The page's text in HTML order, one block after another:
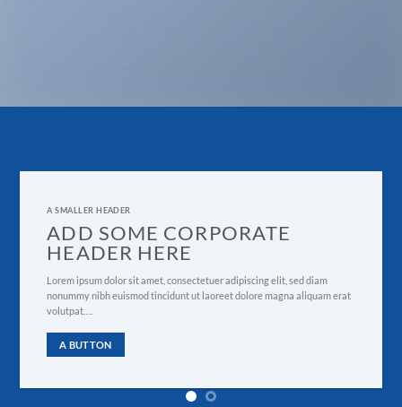
A SMALLER HEADER
ADD SOME CORPORATE
HEADER HERE
Lorem ipsum dolor sit amet, consectetuer adipiscing elit, sed diam
nonummy nibh euismod tincidunt ut laoreet dolore magna aliquam erat
volutpat….
A BUTTON